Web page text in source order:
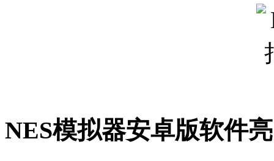
NES模拟器安卓版软件